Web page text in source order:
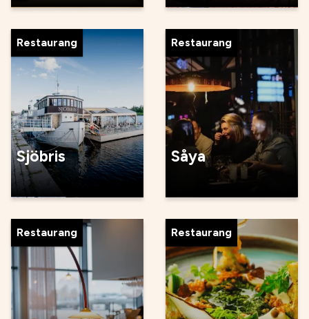
Restaurang
Sjöbris
Restaurang
Såya
Restaurang Restaurang